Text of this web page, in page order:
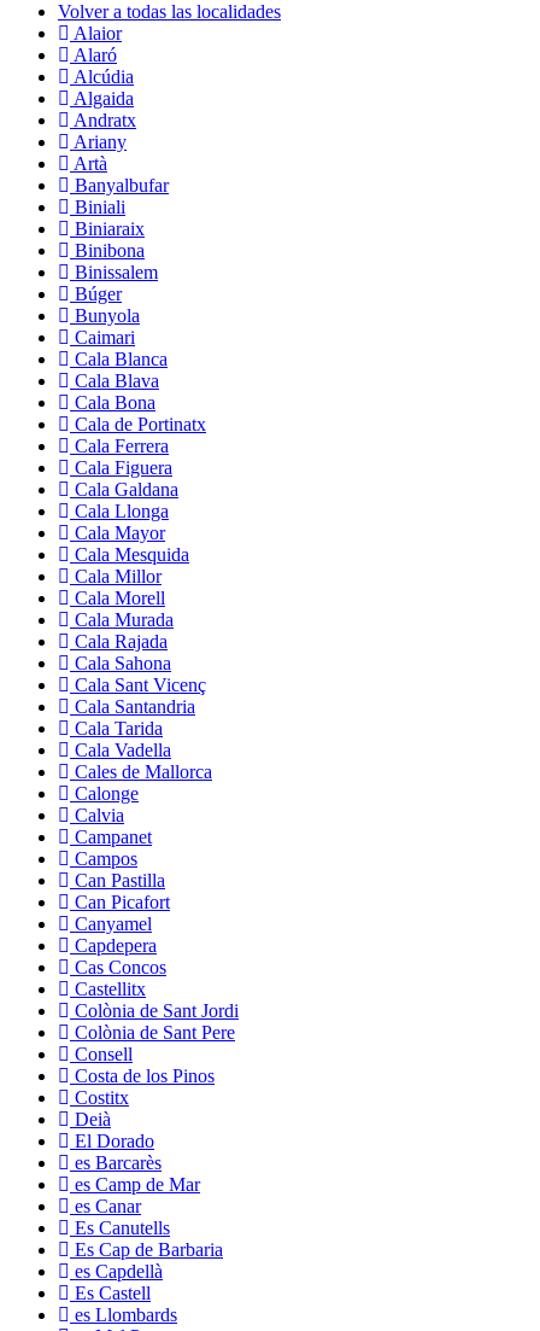
Volver a todas las localidades
Alaior
Alaró
Alcúdia
Algaida
Andratx
Ariany
Artà
Banyalbufar
Biniali
Biniaraix
Binibona
Binissalem
Búger
Bunyola
Caimari
Cala Blanca
Cala Blava
Cala Bona
Cala de Portinatx
Cala Ferrera
Cala Figuera
Cala Galdana
Cala Llonga
Cala Mayor
Cala Mesquida
Cala Millor
Cala Morell
Cala Murada
Cala Rajada
Cala Sahona
Cala Sant Vicenç
Cala Santandria
Cala Tarida
Cala Vadella
Cales de Mallorca
Calonge
Calvia
Campanet
Campos
Can Pastilla
Can Picafort
Canyamel
Capdepera
Cas Concos
Castellitx
Colònia de Sant Jordi
Colònia de Sant Pere
Consell
Costa de los Pinos
Costitx
Deià
El Dorado
es Barcarès
es Camp de Mar
es Canar
Es Canutells
Es Cap de Barbaria
es Capdellà
Es Castell
es Llombards